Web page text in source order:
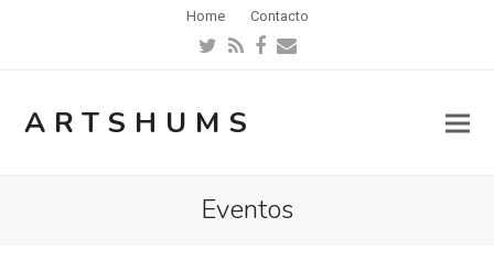
Home Contacto
Twitter
RSSFacebook
Email
ARTSHUMS
Eventos